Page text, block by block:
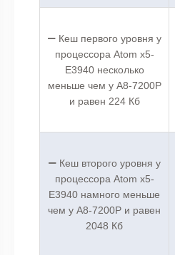
Кеш первого уровня у
процессора Atom x5-
E3940 несколько
меньше чем у A8-7200P
и равен 224 Кб
Кеш второго уровня у
процессора Atom x5-
E3940 намного меньше
чем у A8-7200P и равен
2048 Кб